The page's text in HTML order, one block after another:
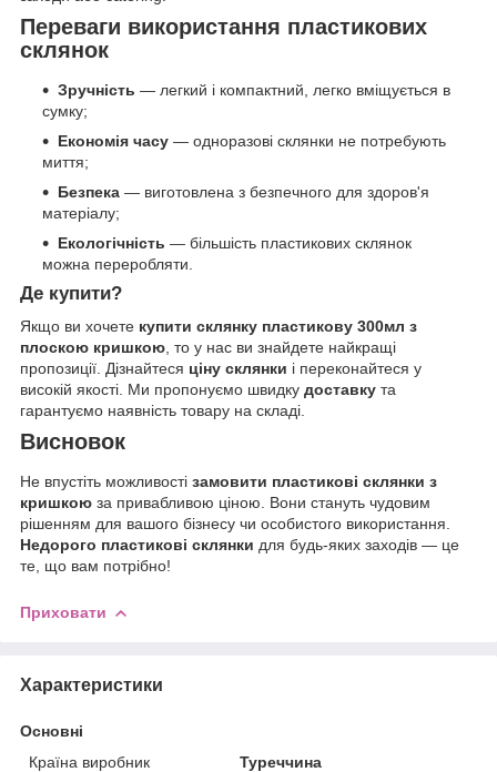
Переваги використання пластикових
склянок
Зручність — легкий і компактний, легко вміщується в
сумку;
Економія часу — одноразові склянки не потребують
миття;
Безпека — виготовлена з безпечного для здоров'я
матеріалу;
Екологічність — більшість пластикових склянок
можна переробляти.
Де купити?
Якщо ви хочете купити склянку пластикову 300мл з
плоскою кришкою, то у нас ви знайдете найкращі
пропозиції. Дізнайтеся ціну склянки і переконайтеся у
високій якості. Ми пропонуємо швидку доставку та
гарантуємо наявність товару на складі.
Висновок
Не впустіть можливості замовити пластикові склянки з
кришкою за привабливою ціною. Вони стануть чудовим
рішенням для вашого бізнесу чи особистого використання.
Недорого пластикові склянки для будь-яких заходів — це
те, що вам потрібно!
Приховати
Характеристики
Основні
Країна виробник
Туреччина